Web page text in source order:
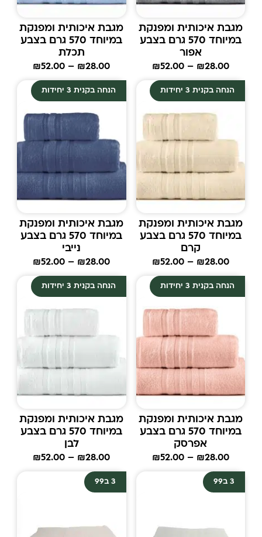
מגבת איכותית ומפנקת
במיוחד 570 גרם בצבע
אפור
₪28.00
–
₪52.00
מגבת איכותית ומפנקת
במיוחד 570 גרם בצבע
תכלת
₪28.00
–
₪52.00
הנחה בקנית 3 יחידות
מגבת איכותית ומפנקת
במיוחד 570 גרם בצבע
קרם
₪28.00
–
₪52.00
הנחה בקנית 3 יחידות
מגבת איכותית ומפנקת
במיוחד 570 גרם בצבע
נייבי
₪28.00
–
₪52.00
הנחה בקנית 3 יחידות
מגבת איכותית ומפנקת
במיוחד 570 גרם בצבע
אפרסק
₪28.00
–
₪52.00
הנחה בקנית 3 יחידות
מגבת איכותית ומפנקת
במיוחד 570 גרם בצבע
לבן
₪28.00
–
₪52.00
3 ב99 3 ב99